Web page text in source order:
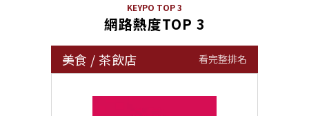
KEYPO TOP 3
網路熱度TOP 3
美食 / 茶飲店 看完整排名